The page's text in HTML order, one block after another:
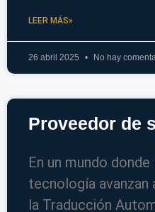
LEER MÁS»
26 abril 2025 No hay
Proveedor de
En un mundo
tecnología avanzan
la Traducción